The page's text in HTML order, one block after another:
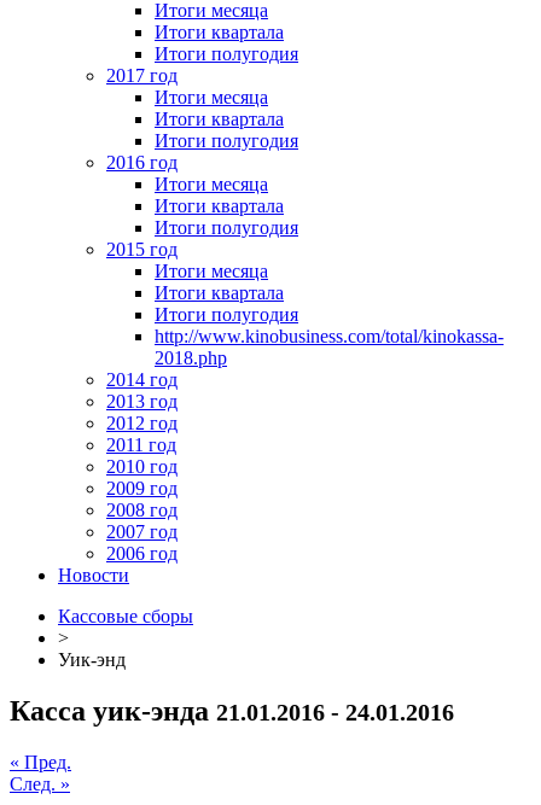
Итоги месяца
Итоги квартала
Итоги полугодия
2017 год
Итоги месяца
Итоги квартала
Итоги полугодия
2016 год
Итоги месяца
Итоги квартала
Итоги полугодия
2015 год
Итоги месяца
Итоги квартала
Итоги полугодия
http://www.kinobusiness.com/total/kinokassa-
2018.php
2014 год
2013 год
2012 год
2011 год
2010 год
2009 год
2008 год
2007 год
2006 год
Новости
Кассовые сборы
>
Уик-энд
Касса уик-энда 21.01.2016 - 24.01.2016
« Пред.
След. »